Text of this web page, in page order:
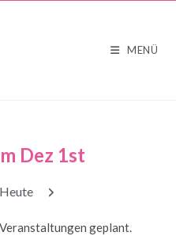
MENÜ
Dez 1st
Heute Weiter
geplant.